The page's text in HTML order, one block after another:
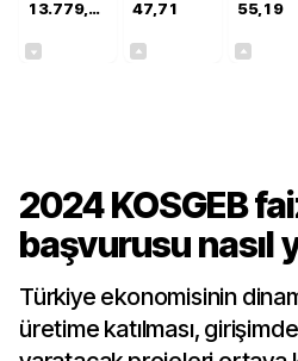
13.779,39 47,71 55,19
2024 KOSGEB
başvurusu nasıl
Türkiye ekonomisinin
üretime katılması,